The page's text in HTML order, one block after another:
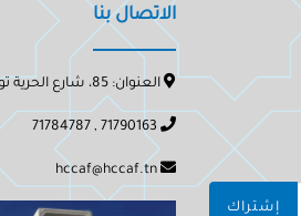
إشتراك
الاتصال بنا
العنوان: 85، شارع الحرية تونس 1002